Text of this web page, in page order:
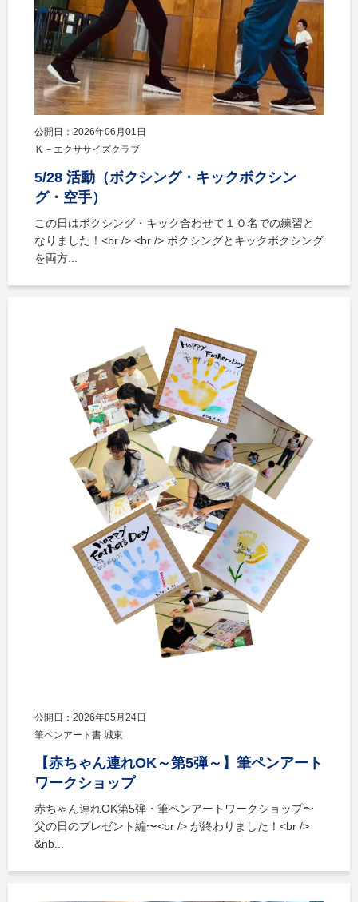
公開日：2026年06月01日
Ｋ－エクササイズクラブ
5/28 活動（ボクシング・キックボクシン
グ・空手）
この日はボクシング・キック合わせて１０名での練習と
なりました！<br /> <br /> ボクシングとキックボクシング
を両方...
公開日：2026年05月24日
筆ペンアート書 城東
【赤ちゃん連れOK～第5弾～】筆ペンアート
ワークショップ
赤ちゃん連れOK第5弾・筆ペンアートワークショップ〜
父の日のプレゼント編〜<br /> が終わりました！<br />
&nb...